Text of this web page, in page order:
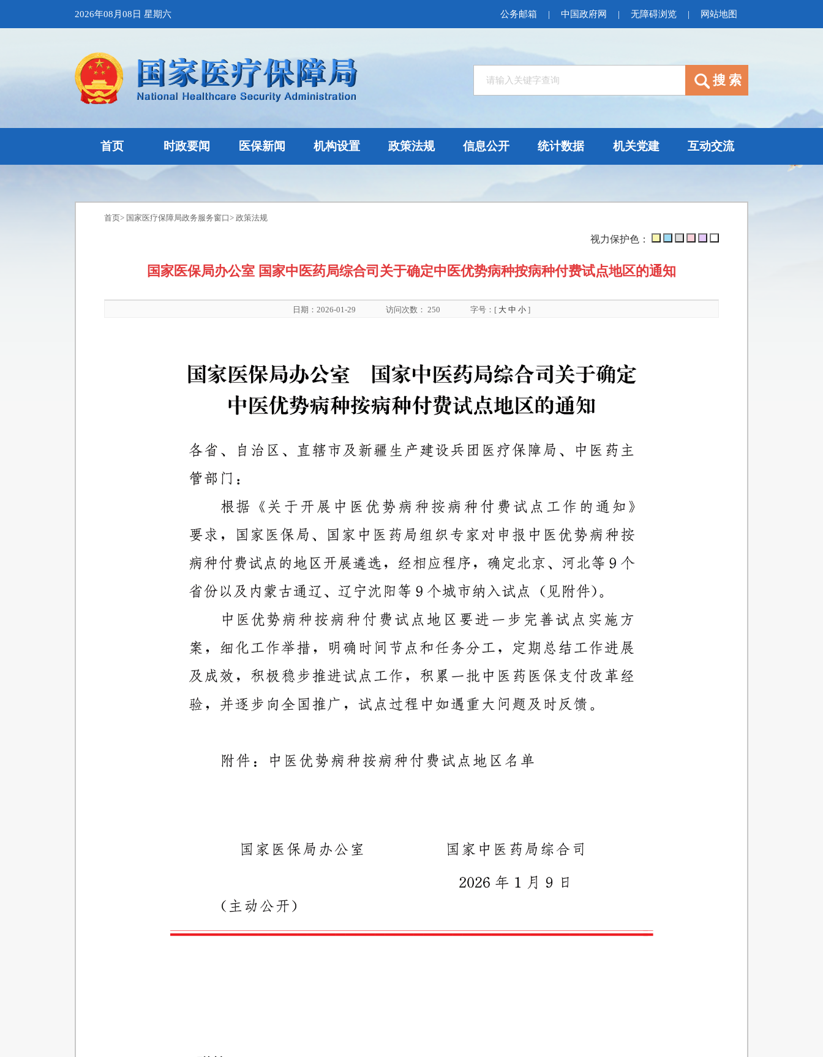
2026年08月08日 星期六 公务邮箱 | 中国政府网 | 无障碍浏览 | 网站地图
首页 时政要闻 医保新闻 机构设置 政策法规 信息公开 统计数据 机关党建 互动交流
首页> 国家医疗保障局政务服务窗口> 政策法规
视力保护色：
国家医保局办公室 国家中医药局综合司关于确定中医优势病种按病种付费试点地区的通知
日期：2026-01-29 访问次数： 250 字号：[ 大 中 小]